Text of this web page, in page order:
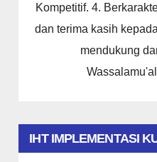
Kompetitif. 4.
dan terima kasih
mendukung
IHT IMPLEMENTASI